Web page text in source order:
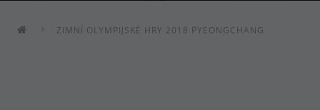
ZIMNÍ OLYMPIJSKÉ HRY 2018 PYEONGCHANG